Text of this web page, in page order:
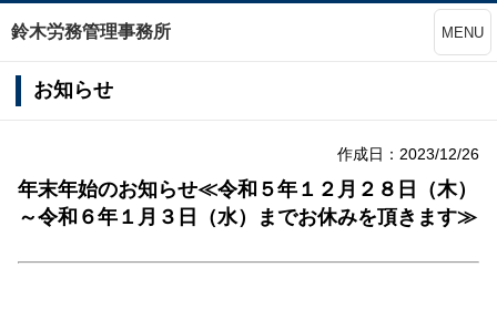
鈴木労務管理事務所 MENU
お知らせ
作成日：2023/12/26
年末年始のお知らせ≪令和５年１２月２８日（木）
～令和６年１月３日（水）までお休みを頂きます≫